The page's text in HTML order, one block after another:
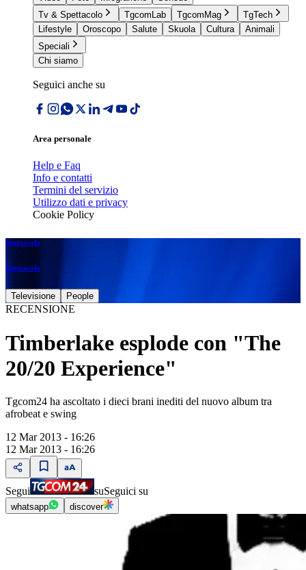
Tv & Spettacolo
TgcomLab TgcomMag
TgTech
Lifestyle
Oroscopo Salute Skuola Cultura
Animali
Speciali
Chi siamo
Seguici anche su
Area personale
Help e Faq
Info e contatti
Termini del servizio
Utilizzo dati e privacy
Cookie Policy
Spettacolo
Spettacolo
Televisione People
RECENSIONE
Timberlake esplode con "The
20/20 Experience"
Tgcom24 ha ascoltato i dieci brani inediti del nuovo album tra
afrobeat e swing
12 Mar 2013 - 16:26
12 Mar 2013 - 16:26
Segui suSeguici su
whatsapp discover